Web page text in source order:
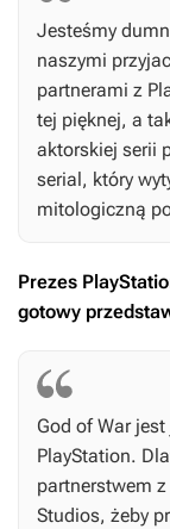
Jesteśmy
naszymi
partnerami z
tej pięknej, a
aktorskiej serii
serial, który
mitologiczną
Prezes
gotowy
God of Warjest
PlayStation.
partnerstwem
Studios, żeby